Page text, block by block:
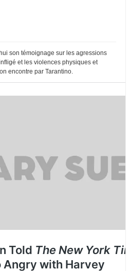
son témoignage sur les agressions
et les violences physiques et
encontre par Tarantino.